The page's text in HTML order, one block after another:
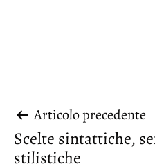
Navigazione
articoli
Articolo precedente
Scelte sintattiche,
stilistiche